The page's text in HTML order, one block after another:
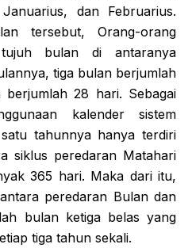
dan Februarius.
tersebut, Orang-orang
tujuh bulan di antaranya
tiga bulan berjumlah
28 hari. Sebagai
kalender sistem
tahunnya hanya terdiri
siklus peredaran Matahari
365 hari. Maka dari itu,
peredaran Bulan dan
bulan ketiga belas yang
tiga tahun sekali.